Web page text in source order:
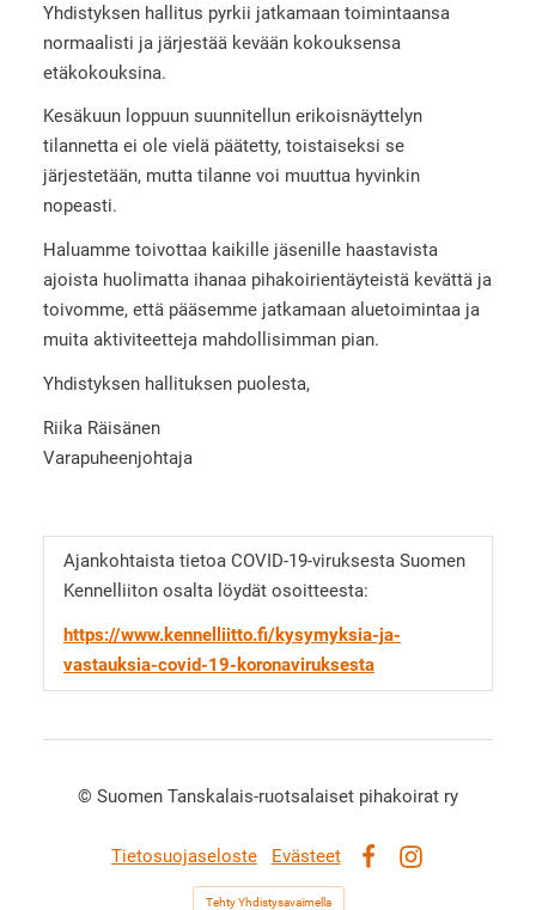
Yhdistyksen hallitus pyrkii jatkamaan toimintaansa
normaalisti ja järjestää kevään kokouksensa
etäkokouksina.
Kesäkuun loppuun suunnitellun erikoisnäyttelyn
tilannetta ei ole vielä päätetty, toistaiseksi se
järjestetään, mutta tilanne voi muuttua hyvinkin
nopeasti.
Haluamme toivottaa kaikille jäsenille haastavista
ajoista huolimatta ihanaa pihakoirientäyteistä kevättä ja
toivomme, että pääsemme jatkamaan aluetoimintaa ja
muita aktiviteetteja mahdollisimman pian.
Yhdistyksen hallituksen puolesta,
Riika Räisänen
Varapuheenjohtaja
Ajankohtaista tietoa COVID-19-viruksesta Suomen
Kennelliiton osalta löydät osoitteesta:
https://www.kennelliitto.fi/kysymyksia-ja-
vastauksia-covid-19-koronaviruksesta
© Suomen Tanskalais-ruotsalaiset pihakoirat ry
Tietosuojaseloste
Evästeet
Tehty Yhdistysavaimella